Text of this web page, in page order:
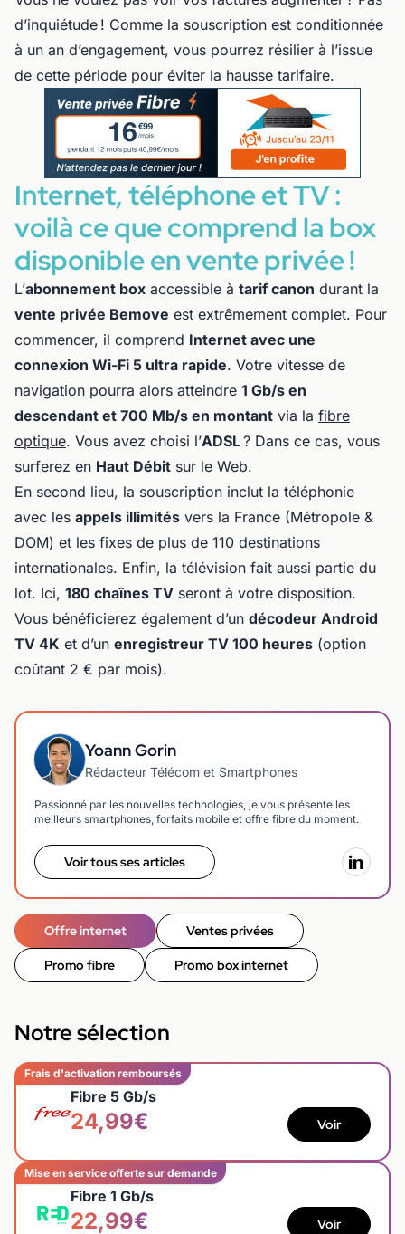
d’inquiétude ! Comme la souscription est conditionnée
à un an d’engagement, vous pourrez résilier à l’issue
de cette période pour éviter la hausse tarifaire.
Internet, téléphone et TV :
voilà ce que comprend la box
disponible en vente privée !
L’abonnement box accessible à tarif canon durant la
vente privée Bemove est extrêmement complet. Pour
commencer, il comprend Internet avec une
connexion Wi-Fi 5 ultra rapide. Votre vitesse de
navigation pourra alors atteindre 1 Gb/s en
descendant et 700 Mb/s en montant via la fibre
optique. Vous avez choisi l’ADSL? Dans ce cas, vous
surferez en Haut Débit sur le Web.
En second lieu, la souscription inclut la téléphonie
avec les appels illimités vers la France (Métropole &
DOM) et les fixes de plus de 110 destinations
internationales. Enfin, la télévision fait aussi partie du
lot. Ici, 180 chaînes TV seront à votre disposition.
Vous bénéficierez également d’un décodeur Android
TV 4K et d’un enregistreur TV 100 heures (option
coûtant 2 € par mois).
Yoann Gorin
Rédacteur Télécom et Smartphones
Passionné par les nouvelles technologies, je vous présente les
meilleurs smartphones, forfaits mobile et offre fibre du moment.
Voir tous ses articles
Offre internet Ventes privées
Promo fibre Promo box internet
Notre sélection
Frais d'activation remboursés
Fibre 5 Gb/s
24,99€ Voir
Mise en service offerte sur demande
Fibre 1 Gb/s
22,99€ Voir